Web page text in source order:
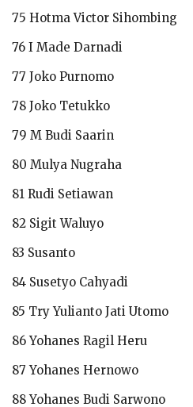
75 Hotma Victor Sihombing
76 I Made Darnadi
77 Joko Purnomo
78 Joko Tetukko
79 M Budi Saarin
80 Mulya Nugraha
81 Rudi Setiawan
82 Sigit Waluyo
83 Susanto
84 Susetyo Cahyadi
85 Try Yulianto Jati Utomo
86 Yohanes Ragil Heru
87 Yohanes Hernowo
88 Yohanes Budi Sarwono